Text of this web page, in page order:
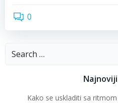
0
Search
Kako se uskladiti sa